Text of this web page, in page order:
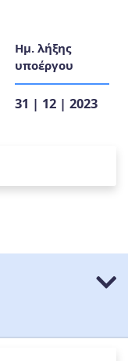
Ημ. λήξης
υποέργου
31 | 12 | 2023